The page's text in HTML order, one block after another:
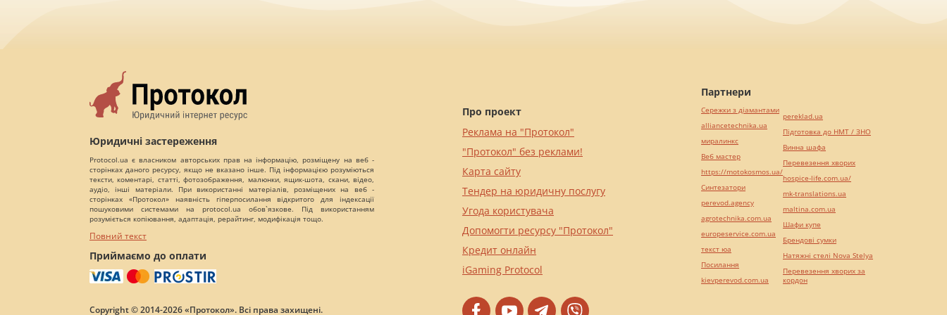
Юридичні застереження
Protocol.ua є власником авторських прав на інформацію, розміщену на веб -
сторінках даного ресурсу, якщо не вказано інше. Під інформацією розуміються
тексти, коментарі, статті, фотозображення, малюнки, ящик-шота, скани, відео,
аудіо, інші матеріали. При використанні матеріалів, розміщених на веб -
сторінках «Протокол» наявність гіперпосилання відкритого для індексації
пошуковими системами на protocol.ua обов`язкове. Під використанням
розуміється копіювання, адаптація, рерайтинг, модифікація тощо.
Повний текст
Приймаємо до оплати
Copyright © 2014-2026 «Протокол». Всі права захищені.
Про проект
Реклама на "Протокол"
"Протокол" без реклами!
Карта сайту
Тендер на юридичну послугу
Угода користувача
Допомогти ресурсу "Протокол"
Кредит онлайн
iGaming Protocol
Партнери
Сережки з діамантами
alliancetechnika.ua
миралинкс
Веб мастер
https://motokosmos.ua/
Синтезатори
perevod.agency
agrotechnika.com.ua
europeservice.com.ua
текст юа
Посилання
kievperevod.com.ua
pereklad.ua
Підготовка до НМТ / ЗНО
Винна шафа
Перевезення хворих
hospice-life.com.ua/
mk-translations.ua
maltina.com.ua
Шафи купе
Брендові сумки
Натяжні стелі Nova Stelya
Перевезення хворих за
кордон